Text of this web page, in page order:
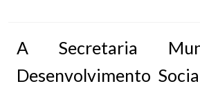
A Secretaria
Desenvolvimento